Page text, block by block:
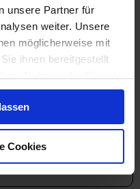
unsere Partner für
weiter. Unsere
möglicherweise mit
ihnen bereitgestellt
Cookies
NUR PAKETE